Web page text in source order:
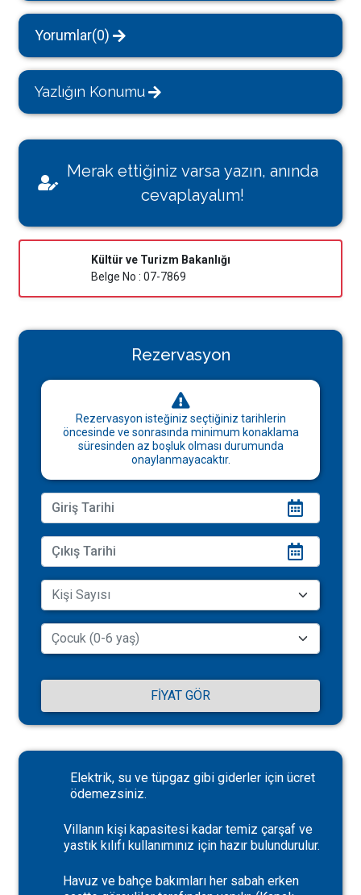
Yorumlar(0)
Yazlığın Konumu
Merak ettiğiniz varsa yazın, anında
cevaplayalım!
Kültür ve Turizm Bakanlığı
Belge No : 07-7869
Rezervasyon
Rezervasyon isteğiniz seçtiğiniz tarihlerin
öncesinde ve sonrasında minimum konaklama
süresinden az boşluk olması durumunda
onaylanmayacaktır.
FIYAT GÖR
Elektrik, su ve tüpgaz gibi giderler için ücret
ödemezsiniz.
Villanın kişi kapasitesi kadar temiz çarşaf ve
yastık kılıfı kullanımınız için hazır bulundurulur.
Havuz ve bahçe bakımları her sabah erken